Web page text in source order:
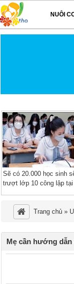
NUÔI
Sẽ có 20.000 học sinh
trượt lớp 10 công lập tại
Trang chủ »
Mẹ cần hướng